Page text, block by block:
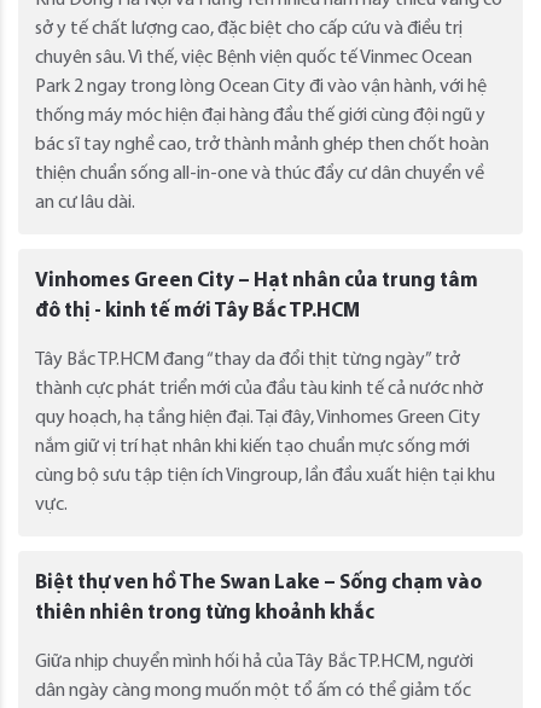
sở y tế chất lượng cao, đặc biệt cho cấp cứu và điều trị
chuyên sâu. Vì thế, việc Bệnh viện quốc tế Vinmec Ocean
Park 2 ngay trong lòng Ocean City đi vào vận hành, với hệ
thống máy móc hiện đại hàng đầu thế giới cùng đội ngũ y
bác sĩ tay nghề cao, trở thành mảnh ghép then chốt hoàn
thiện chuẩn sống all-in-one và thúc đẩy cư dân chuyển về
an cư lâu dài.
Vinhomes Green City – Hạt nhân của trung tâm
đô thị - kinh tế mới Tây Bắc TP.HCM
Tây Bắc TP.HCM đang “thay da đổi thịt từng ngày” trở
thành cực phát triển mới của đầu tàu kinh tế cả nước nhờ
quy hoạch, hạ tầng hiện đại. Tại đây, Vinhomes Green City
nắm giữ vị trí hạt nhân khi kiến tạo chuẩn mực sống mới
cùng bộ sưu tập tiện ích Vingroup, lần đầu xuất hiện tại khu
vực.
Biệt thự ven hồ The Swan Lake – Sống chạm vào
thiên nhiên trong từng khoảnh khắc
Giữa nhịp chuyển mình hối hả của Tây Bắc TP.HCM, người
dân ngày càng mong muốn một tổ ấm có thể giảm tốc